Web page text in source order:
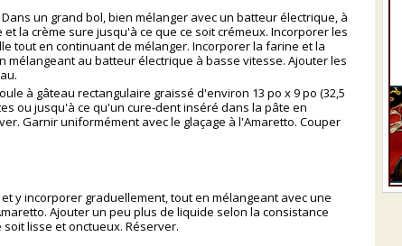
Dans un grand bol, bien mélanger avec un batteur électrique, à
la crème sure jusqu'à ce que ce soit crémeux. Incorporer les
tout en continuant de mélanger. Incorporer la farine et la
mélangeant au batteur électrique à basse vitesse. Ajouter les
à gâteau rectangulaire graissé d'environ 13 po x 9 po (32,5
ou jusqu'à ce qu'un cure-dent inséré dans la pâte en
Garnir uniformément avec le glaçage à l'Amaretto. Couper
y incorporer graduellement, tout en mélangeant avec une
Ajouter un peu plus de liquide selon la consistance
lisse et onctueux. Réserver.